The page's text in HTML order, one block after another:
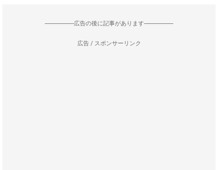
--------------------広告の後に記事があります--------------------
広告 / スポンサーリンク